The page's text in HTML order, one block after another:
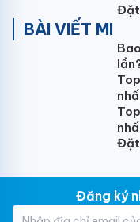
Cửa gió thiết kế
Điều hòa nối ống
Dàn
máy được giấu
theo nhu cầu sử
của Bạn. Giúp Bạn
mát dễ chịu nhất.
Đặt
BÀI VIẾT MI
Đặt
Đăng ký